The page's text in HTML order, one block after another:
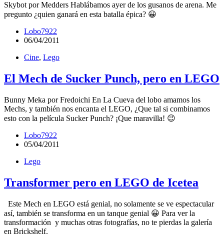
Skybot por Medders Hablábamos ayer de los gusanos de arena. Me
pregunto ¿quien ganará en esta batalla épica? 😀
Lobo7922
06/04/2011
Cine, Lego
El Mech de Sucker Punch, pero en LEGO
Bunny Meka por Fredoichi En La Cueva del lobo amamos los
Mechs, y también nos encanta el LEGO, ¿Que tal si combinamos
esto con la película Sucker Punch? ¡Que maravilla! 😉
Lobo7922
05/04/2011
Lego
Transformer pero en LEGO de Icetea
Este Mech en LEGO está genial, no solamente se ve espectacular
así, también se transforma en un tanque genial 😀 Para ver la
transformación y muchas otras fotografías, no te pierdas la galería
en Brickshelf.